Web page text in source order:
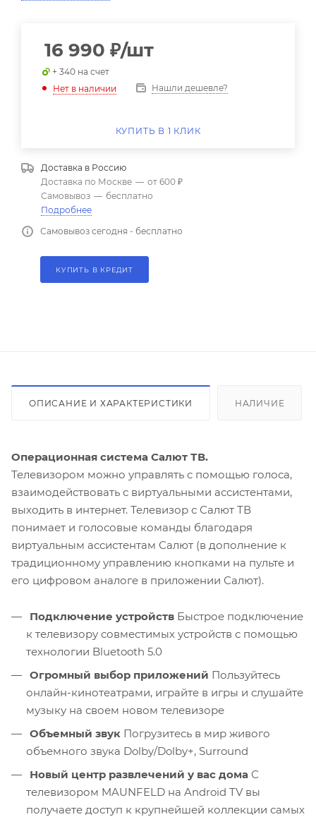
16 990 ₽/шт
+ 340 на счет
Нет в наличии
Нашли дешевле?
КУПИТЬ В 1 КЛИК
Доставка в Россию
Доставка по Москве — от 600 ₽
Самовывоз — бесплатно
Подробнее
Самовывоз сегодня - бесплатно
КУПИТЬ В КРЕДИТ
ОПИСАНИЕ И ХАРАКТЕРИСТИКИ НАЛИЧИЕ
Операционная система Салют ТВ.
Телевизором можно управлять с помощью голоса,
взаимодействовать с виртуальными ассистентами,
выходить в интернет. Телевизор с Салют ТВ
понимает и голосовые команды благодаря
виртуальным ассистентам Салют (в дополнение к
традиционному управлению кнопками на пульте и
его цифровом аналоге в приложении Салют).
Подключение устройств Быстрое подключение
к телевизору совместимых устройств с помощью
технологии Bluetooth 5.0
Огромный выбор приложений Пользуйтесь
онлайн-кинотеатрами, играйте в игры и слушайте
музыку на своем новом телевизоре
Объемный звук Погрузитесь в мир живого
объемного звука Dolby/Dolby+, Surround
Новый центр развлечений у вас дома С
телевизором MAUNFELD на Android TV вы
получаете доступ к крупнейшей коллекции самых